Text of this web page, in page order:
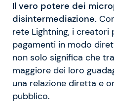
Il vero potere dei
disintermediazione.
rete Lightning, i creatori
pagamenti in modo
non solo significa che
maggiore dei loro
una relazione diretta e
pubblico.